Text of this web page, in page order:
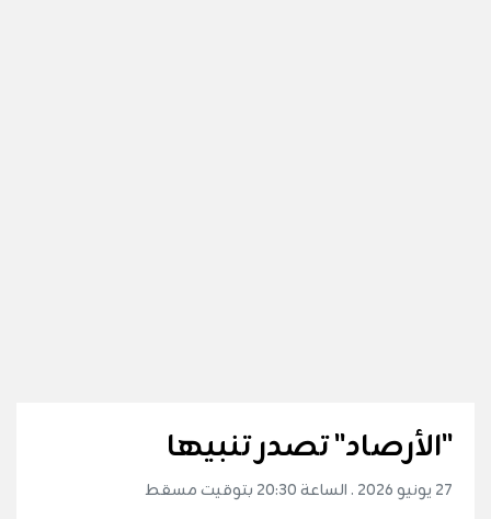
"الأرصاد" تصدر تنبيها
27 يونيو 2026 . الساعة 20:30 بتوقيت مسقط